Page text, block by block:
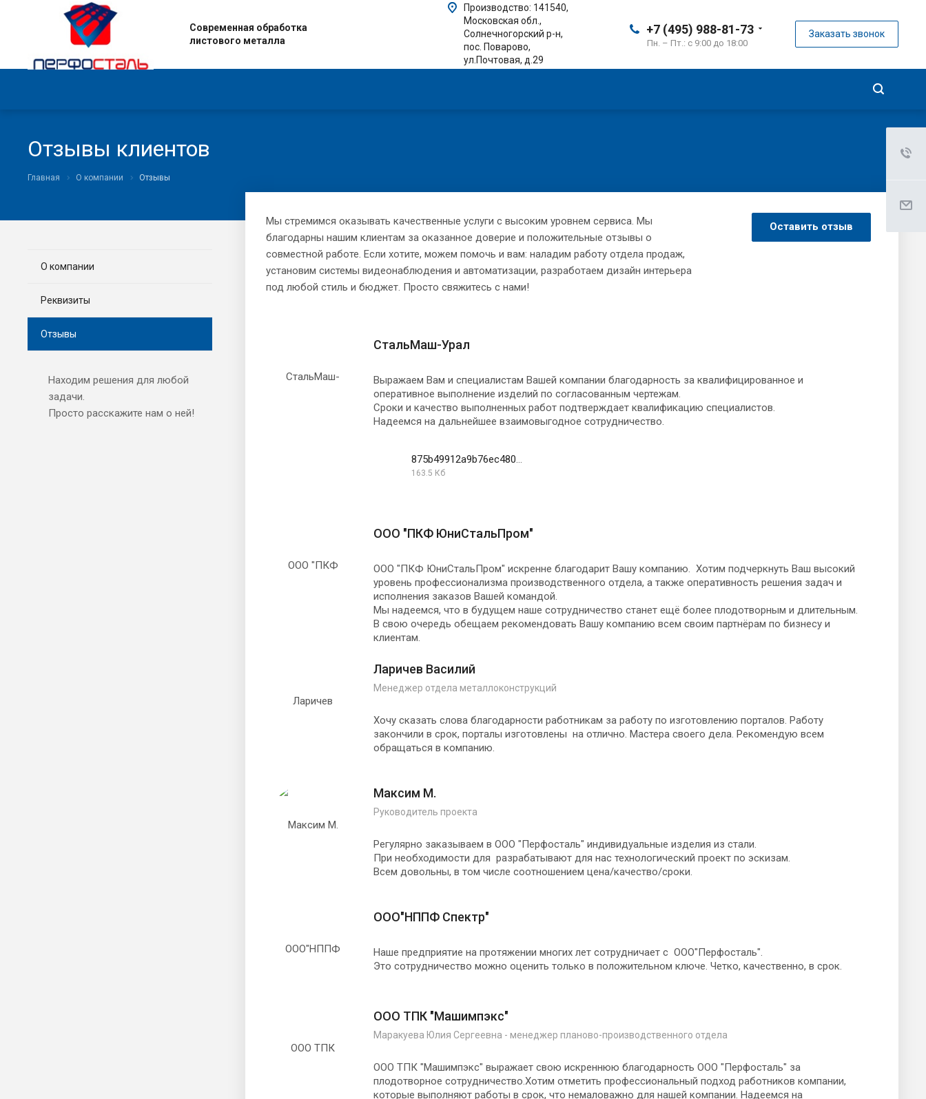
Современная обработка
листового металла
+7 (495) 988-81-73
Пн. – Пт.: с 9:00 до 18:00
Заказать звонок
Производство: 141540,
Московская обл.,
Солнечногорский р-н,
пос. Поварово,
ул.Почтовая, д.29
Отзывы клиентов
Главная О компании Отзывы
Мы стремимся оказывать качественные услуги с высоким уровнем сервиса. Мы
благодарны нашим клиентам за оказанное доверие и положительные отзывы о
совместной работе. Если хотите, можем помочь и вам: наладим работу отдела продаж,
установим системы видеонаблюдения и автоматизации, разработаем дизайн интерьера
под любой стиль и бюджет. Просто свяжитесь с нами!
Оставить отзыв
СтальМаш-Урал
Выражаем Вам и специалистам Вашей компании благодарность за квалифицированное и
оперативное выполнение изделий по согласованным чертежам.
Сроки и качество выполненных работ подтверждает квалификацию специалистов.
Надеемся на дальнейшее взаимовыгодное сотрудничество.
875b49912a9b76ec480b15f556d00f0a
163.5 Кб
ООО "ПКФ ЮниСтальПром"
ООО "ПКФ ЮниСтальПром" искренне благодарит Вашу компанию. Хотим подчеркнуть Ваш высокий
уровень профессионализма производственного отдела, а также оперативность решения задач и
исполнения заказов Вашей командой.
Мы надеемся, что в будущем наше сотрудничество станет ещё более плодотворным и длительным.
В свою очередь обещаем рекомендовать Вашу компанию всем своим партнёрам по бизнесу и
клиентам.
Ларичев Василий
Менеджер отдела металлоконструкций
Хочу сказать слова благодарности работникам за работу по изготовлению порталов. Работу
закончили в срок, порталы изготовлены на отлично. Мастера своего дела. Рекомендую всем
обращаться в компанию.
Максим М.
Руководитель проекта
Регулярно заказываем в ООО "Перфосталь" индивидуальные изделия из стали.
При необходимости для разрабатывают для нас технологический проект по эскизам.
Всем довольны, в том числе соотношением цена/качество/сроки.
ООО"НППФ Спектр"
Наше предприятие на протяжении многих лет сотрудничает с ООО"Перфосталь".
Это сотрудничество можно оценить только в положительном ключе. Четко, качественно, в срок.
ООО ТПК "Машимпэкс"
Маракуева Юлия Сергеевна - менеджер планово-производственного отдела
ООО ТПК "Машимпэкс" выражает свою искреннюю благодарность ООО "Перфосталь" за
плодотворное сотрудничество.Хотим отметить профессиональный подход работников компании,
которые выполняют работы в срок, что немаловажно для нашей компании. Надеемся на
О компании
Реквизиты
Отзывы
Находим решения для любой
задачи.
Просто расскажите нам о ней!